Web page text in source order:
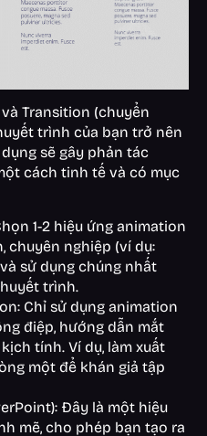
Transition (chuyển
trình của bạn trở nên
sẽ gây phản tác
cách tinh tế và có mục
1-2 hiệu ứng animation
chuyên nghiệp (ví dụ:
sử dụng chúng nhất
trình.
Chỉ sử dụng animation
điệp, hướng dẫn mắt
tính. Ví dụ, làm xuất
một để khán giả tập
Đây là một hiệu
mẽ, cho phép bạn tạo ra